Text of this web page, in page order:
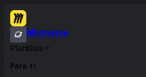
Miroverse
Plantillas
Para ti